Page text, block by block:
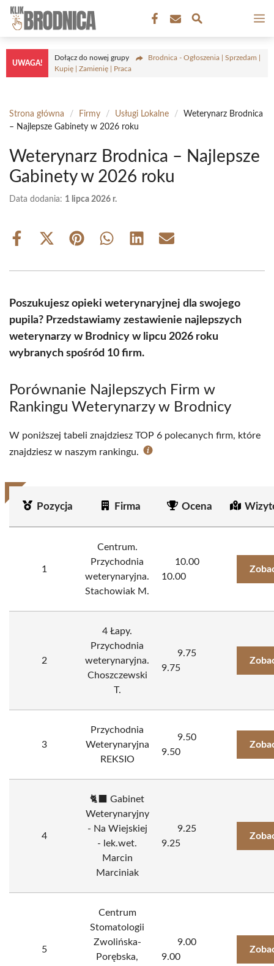
Przejdź
treści
UWAGA!
Dołącz do nowej grupy
Brodnica - Ogłoszenia | Sprzedam |
Kupię | Zamienię | Praca
Strona główna / Firmy / Usługi Lokalne /
Weterynarz Brodnica
– Najlepsze Gabinety w 2026 roku
Weterynarz Brodnica – Najlepsze
Gabinety w 2026 roku
Data dodania: 1 lipca 2026 r.
Share
Share
(Twitter)
Share Share Share Share
Poszukujesz opieki weterynaryjnej dla swojego
pupila? Przedstawiamy zestawienie najlepszych
weterynarzy w Brodnicy w lipcu 2026 roku
wybranych spośród 10 firm.
Porównanie Najlepszych Firm w
Rankingu Weterynarzy w Brodnicy
W poniższej tabeli znajdziesz TOP 6 polecanych firm, które
znajdziesz w naszym rankingu.
Pozycja Firma Ocena
1
Centrum.
Przychodnia
weterynaryjna.
Stachowiak M.
10.00
10.00
2
4 Łapy.
Przychodnia
weterynaryjna.
Choszczewski
T.
9.75
9.75
3
Przychodnia
Weterynaryjna
REKSIO
9.50
9.50
4
🐈‍⬛ Gabinet
Weterynaryjny
- Na Wiejskiej
- lek.wet.
Marcin
Marciniak
9.25
9.25
5
Centrum
Stomatologii
Zwolińska-
Porębska,
9.00
9.00